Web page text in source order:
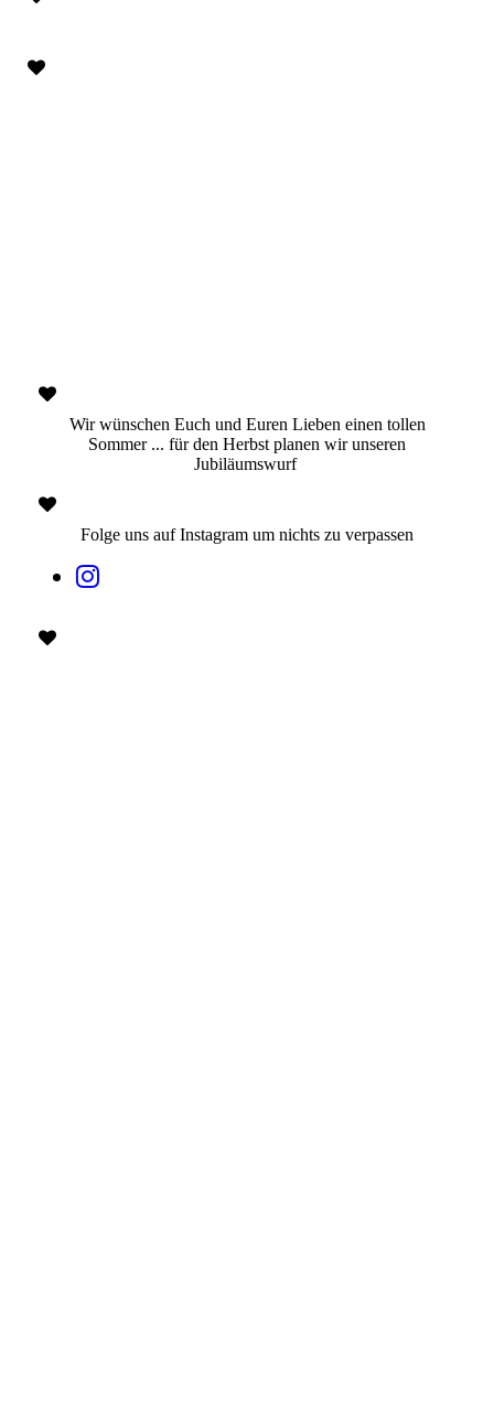
Wir wünschen Euch und Euren Lieben einen tollen
Sommer ... für den Herbst planen wir unseren
Jubiläumswurf
Folge uns auf Instagram um nichts zu verpassen